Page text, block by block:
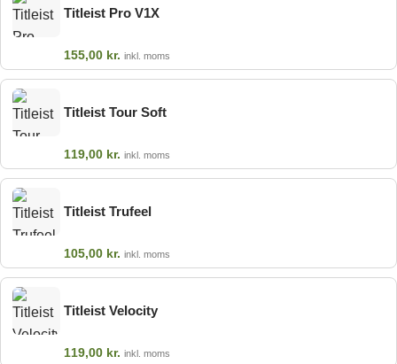
Titleist Pro V1X
155,00 kr. inkl. moms
Titleist Tour Soft
119,00 kr. inkl. moms
Titleist Trufeel
105,00 kr. inkl. moms
Titleist Velocity
119,00 kr. inkl. moms